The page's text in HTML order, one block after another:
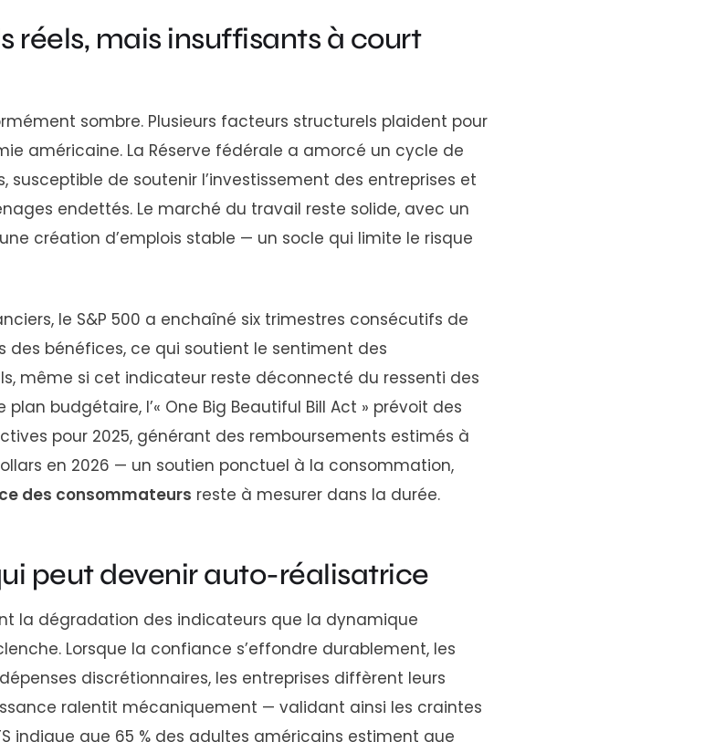
réels, mais insuffisants à court
sombre. Plusieurs facteurs structurels plaident pour
américaine. La Réserve fédérale a amorcé un cycle de
susceptible de soutenir l’investissement des entreprises et
endettés. Le marché du travail reste solide, avec un
création d’emplois stable — un socle qui limite le risque
le S&P 500 a enchaîné six trimestres consécutifs de
des bénéfices, ce qui soutient le sentiment des
même si cet indicateur reste déconnecté du ressenti des
budgétaire, l’« One Big Beautiful Bill Act » prévoit des
pour 2025, générant des remboursements estimés à
en 2026 — un soutien ponctuel à la consommation,
des consommateurs reste à mesurer dans la durée.
peut devenir auto-réalisatrice
la dégradation des indicateurs que la dynamique
Lorsque la confiance s’effondre durablement, les
discrétionnaires, les entreprises diffèrent leurs
ralentit mécaniquement — validant ainsi les craintes
indique que 65 % des adultes américains estiment que